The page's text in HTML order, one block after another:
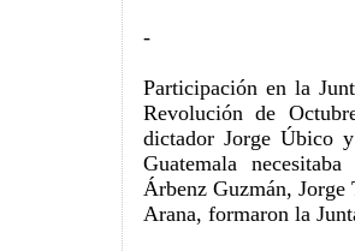
-
Participación en la
Revolución de
dictador Jorge Úbico
Guatemala
Árbenz Guzmán,
Arana, formaron la